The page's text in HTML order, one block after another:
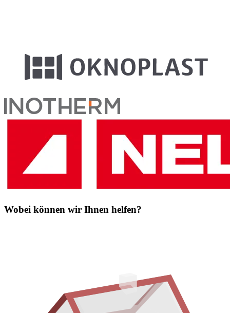
Wobei können wir Ihnen helfen?